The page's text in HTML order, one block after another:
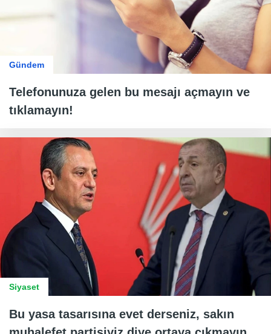
Gündem
Telefonunuza gelen bu mesajı açmayın ve
tıklamayın!
Siyaset
Bu yasa tasarısına evet derseniz, sakın